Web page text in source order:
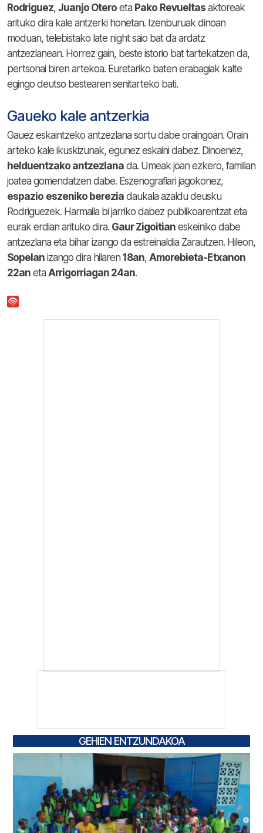
Rodriguez, Juanjo Otero eta Pako Revueltas aktoreak
arituko dira kale antzerki honetan. Izenburuak dinoan
moduan, telebistako late night saio bat da ardatz
antzezlanean. Horrez gain, beste istorio bat tartekatzen da,
pertsonai biren artekoa. Euretariko baten erabagiak kalte
egingo deutso bestearen senitarteko bati.
Gaueko kale antzerkia
Gauez eskaintzeko antzezlana sortu dabe oraingoan. Orain
arteko kale ikuskizunak, egunez eskaini dabez. Dinoenez,
helduentzako antzezlana da. Umeak joan ezkero, familian
joatea gomendatzen dabe. Eszenografiari jagokonez,
espazio eszeniko berezia daukala azaldu deusku
Rodriguezek. Harmaila bi jarriko dabez publikoarentzat eta
eurak erdian arituko dira. Gaur Zigoitian eskeiniko dabe
antzezlana eta bihar izango da estreinaldia Zarautzen. Hileon,
Sopelan izango dira hilaren 18an, Amorebieta-Etxanon
22an eta Arrigorriagan 24an.
GEHIEN ENTZUNDAKOA